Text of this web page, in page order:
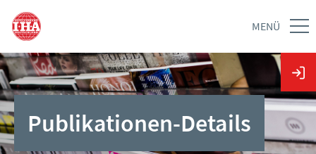
MENÜ
Publikationen-Details